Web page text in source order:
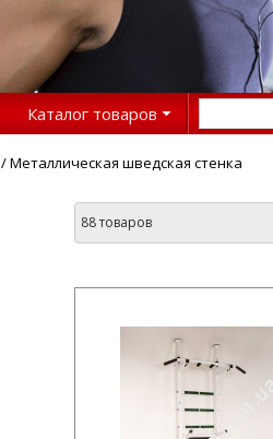
Каталог товаров
/ Металлическая шведская стенка
88 товаров